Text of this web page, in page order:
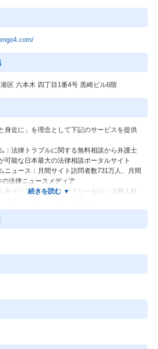
区 六本木 四丁目1番4号 黒崎ビル6階
身近に」を理念として下記のサービスを提供
：法律トラブルに関する無料相談から弁護士
可能な日本最大の法律相談ポータルサイト
ニュース：月間サイト訪問者数731万人、月間
法律ニュースメディア
キャリア：弁護士・パラリーガル・法務人材
部門に特化した転職支援サービス
：企業法務の第一線で活躍する弁護士
日本初のWeb 完結型クラウド契約サービス
：税に関する悩み・問題を無料で税理士へ相
索をすることができるポータルサイト